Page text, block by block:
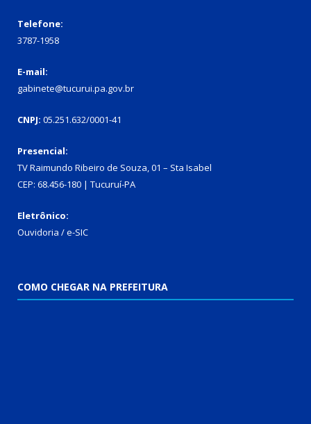
Telefone:
3787-1958
E-mail:
gabinete@tucurui.pa.gov.br
CNPJ: 05.251.632/0001-41
Presencial:
TV Raimundo Ribeiro de Souza, 01 – Sta Isabel
CEP: 68.456-180 | Tucuruí-PA
Eletrônico:
Ouvidoria /e-SIC
COMO CHEGAR NA PREFEITURA